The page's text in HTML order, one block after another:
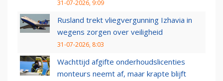
31-07-2026, 9:09
Rusland trekt vliegvergunning Izhavia in
wegens zorgen over veiligheid
31-07-2026, 8:03
Wachttijd afgifte onderhoudslicenties
monteurs neemt af, maar krapte blijft